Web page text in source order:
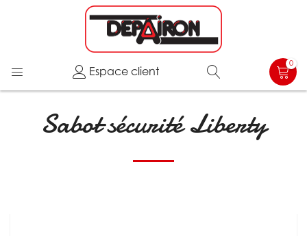
Espace client
0
Sabot sécurité Liberty